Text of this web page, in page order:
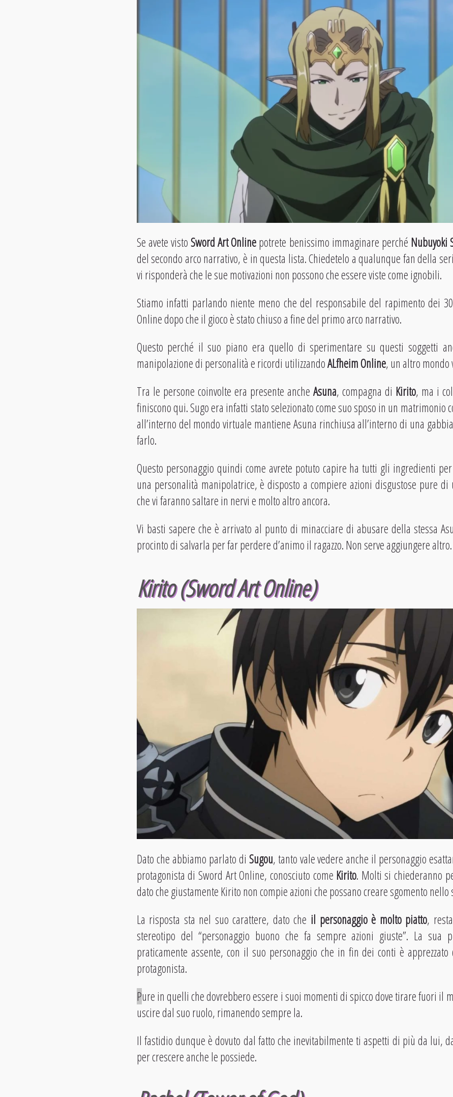
Se avete vistoSword Art Onlinepotrete benissimo immaginare perché Nubuyoki
del secondo arco narrativo, è in questa lista. Chiedetelo a qualunque fan della
vi risponderà che le sue motivazioni non possono che essere viste come ignobili.
Stiamo infatti parlando niente meno che del responsabile del rapimento dei
Online dopo che il gioco è stato chiuso a fine del primo arco narrativo.
Questo perché il suo piano era quello di sperimentare su questi soggetti
manipolazione di personalità e ricordi utilizzandoALfheim Online, un altro mondo
Tra le persone coinvolte era presente anche Asuna, compagna di Kirito, ma i
finiscono qui. Sugo era infatti stato selezionato come suo sposo in un matrimonio
all’interno del mondo virtuale mantiene Asuna rinchiusa all’interno di una
farlo.
Questo personaggio quindi come avrete potuto capire ha tutti gli ingredienti
una personalità manipolatrice, è disposto a compiere azioni disgustose pure
che vi faranno saltare in nervi e molto altro ancora.
Vi basti sapere che è arrivato al punto di minacciare di abusare della stessa
procinto di salvarla per far perdere d’animo il ragazzo. Non serve aggiungere altro.
Kirito (Sword Art Online)
Dato che abbiamo parlato di Sugou, tanto vale vedere anche il personaggio
protagonista di Sword Art Online, conosciuto come Kirito. Molti si chiederanno
dato che giustamente Kirito non compie azioni che possano creare sgomento nello
La risposta sta nel suo carattere, dato che il personaggio è molto piatto,
stereotipo del “personaggio buono che fa sempre azioni giuste”. La sua
praticamente assente, con il suo personaggio che in fin dei conti è
protagonista.
Pure in quelli che dovrebbero essere i suoi momenti di spicco dove tirare fuori il
uscire dal suo ruolo, rimanendo sempre la.
Il fastidio dunque è dovuto dal fatto che inevitabilmente ti aspetti di più da lui,
per crescere anche le possiede.